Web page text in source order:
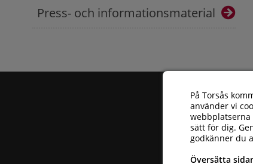
På Torsås
använder vi
webbplatserna
sätt för dig.
godkänner du
Översätta
Press- och informationsmaterial
Torsås kommun